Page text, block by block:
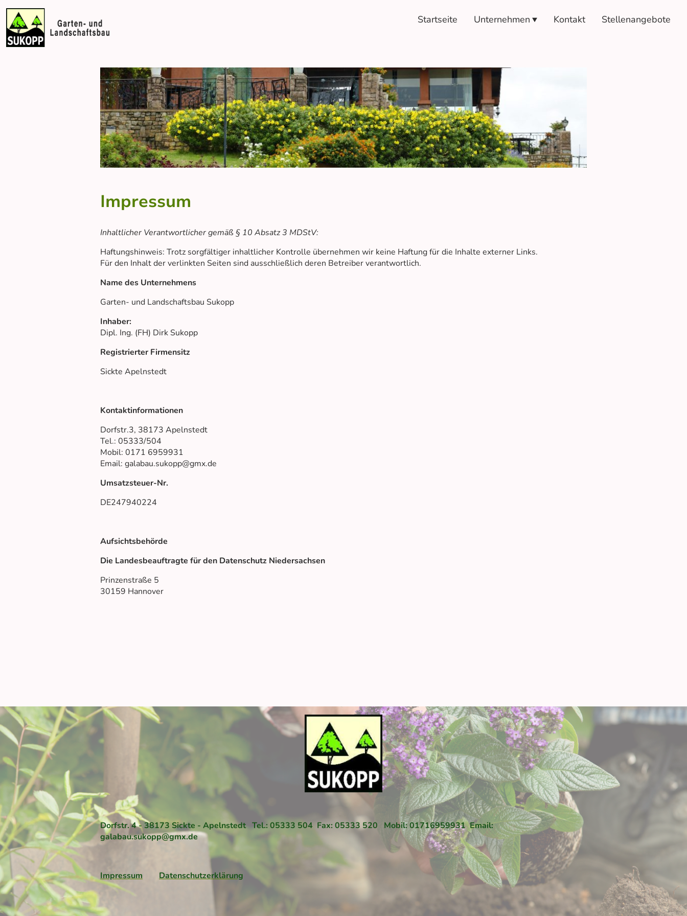
Startseite Unternehmen Kontakt Stellenangebote
Impressum
Inhaltlicher Verantwortlicher gemäß § 10 Absatz 3 MDStV:
Haftungshinweis: Trotz sorgfältiger inhaltlicher Kontrolle übernehmen wir keine Haftung für die Inhalte externer Links.
Für den Inhalt der verlinkten Seiten sind ausschließlich deren Betreiber verantwortlich.
Name des Unternehmens
Garten- und Landschaftsbau Sukopp
Inhaber:
Dipl. Ing. (FH) Dirk Sukopp
Registrierter Firmensitz
Sickte Apelnstedt
Kontaktinformationen
Dorfstr.3, 38173 Apelnstedt
Tel.: 05333/504
Mobil: 0171 6959931
Email: galabau.sukopp@gmx.de
Umsatzsteuer-Nr.
DE247940224
Aufsichtsbehörde
Die Landesbeauftragte für den Datenschutz Niedersachsen
Prinzenstraße 5
30159 Hannover
Dorfstr. 4 - 38173 Sickte - Apelnstedt Tel.: 05333 504 Fax: 05333 520 Mobil: 01716959931 Email:
galabau.sukopp@gmx.de
Impressum Datenschutzerklärung